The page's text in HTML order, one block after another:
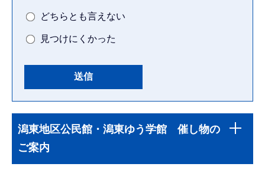
どちらとも言えない
見つけにくかった
文
こ
サ
ブ
ナ
潟東地区公民館・潟東ゆう学館 催し物の
ご案内